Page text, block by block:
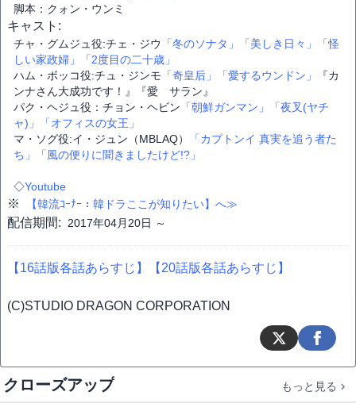
脚本：クォン・ウンミ
キャスト:
チャ・グムジュ役:チェ・ジウ 「冬のソナタ」 「美しき日々」
「怪
しい家政婦」
「2度目の二十歳」
ハム・ボッコ役:チュ・ジンモ 「奇皇后」 「愛するウンドン」
『カ
ンナさん大成功です！』『愛 サラン』
パク・ヘジュ役：チョン・ヘビン 「朝鮮ガンマン」
「夜叉(ヤチ
ャ)」
「オフィスの女王」
マ・ソグ役:イ・ジュン（MBLAQ）
「カプトンイ 真実を追う者た
ち」
「風の便りに聞きましたけど!?」
◇Youtube
※ 【韓流ｺｰﾅｰ：韓ドラここが知りたい】へ≫
配信期間: 2017年04月20日 ～
【16話版各話あらすじ】 【20話版各話あらすじ】
(C)STUDIO DRAGON CORPORATION
クローズアップ もっと見る